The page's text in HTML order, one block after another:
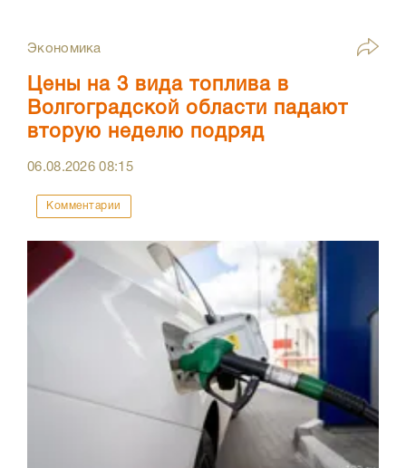
Экономика
Цены на 3 вида топлива в
Волгоградской области падают
вторую неделю подряд
06.08.202608:15
Комментарии